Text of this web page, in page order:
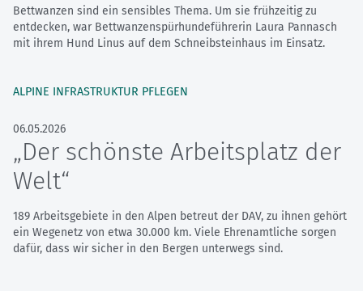
Bettwanzen sind ein sensibles Thema. Um sie frühzeitig zu
entdecken, war Bettwanzenspürhundeführerin Laura Pannasch
mit ihrem Hund Linus auf dem Schneibsteinhaus im Einsatz.
ALPINE INFRASTRUKTUR PFLEGEN
06.05.2026
„Der schönste Arbeitsplatz der
Welt“
189 Arbeitsgebiete in den Alpen betreut der DAV, zu ihnen gehört
ein Wegenetz von etwa 30.000 km. Viele Ehrenamtliche sorgen
dafür, dass wir sicher in den Bergen unterwegs sind.